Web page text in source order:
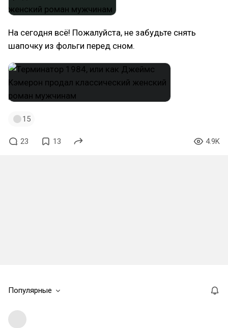
На сегодня всё! Пожалуйста, не забудьте снять
шапочку из фольги перед сном.
15
23 13 4.9K
Популярные